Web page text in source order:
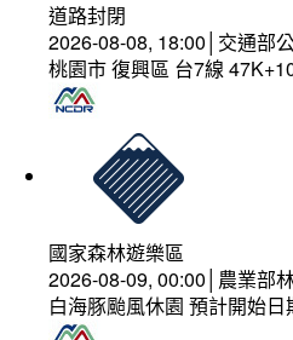
道路封閉
2026-08-08, 18:00│交通部
桃園市 復興區 台7線
國家森林遊樂區
2026-08-09, 00:00│農業部
白海豚颱風休園 預計開始